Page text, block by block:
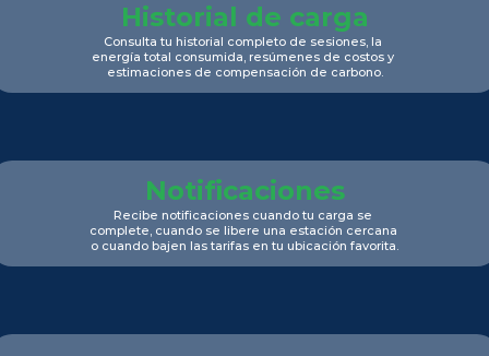
Historial de carga
Consulta tu historial completo de sesiones, la
energía total consumida, resúmenes de costos y
estimaciones de compensación de carbono.
Notificaciones
Recibe notificaciones cuando tu carga se
complete, cuando se libere una estación cercana
o cuando bajen las tarifas en tu ubicación favorita.